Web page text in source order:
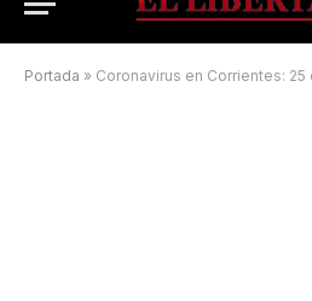
Portada » Coronavirus en Corrientes: 25 casos